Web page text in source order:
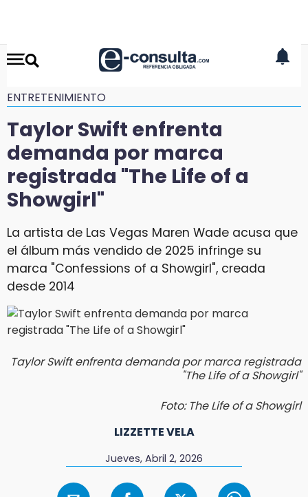
ENTRETENIMIENTO
Taylor Swift enfrenta
demanda por marca
registrada "The Life of a
Showgirl"
La artista de Las Vegas Maren Wade acusa que
el álbum más vendido de 2025 infringe su
marca "Confessions of a Showgirl", creada
desde 2014
Taylor Swift enfrenta demanda por marca registrada
"The Life of a Showgirl"
Foto: The Life of a Showgirl
LIZZETTE VELA
Jueves, Abril 2, 2026